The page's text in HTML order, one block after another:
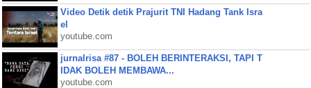
Video Detik detik Prajurit TNI Hadang Tank Isra
el
youtube.com
jurnalrisa #87 - BOLEH BERINTERAKSI, TAPI T
IDAK BOLEH MEMBAWA...
youtube.com